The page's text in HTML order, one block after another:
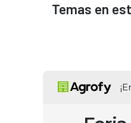
Temas en